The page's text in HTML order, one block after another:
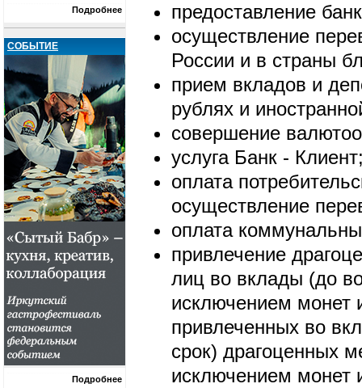
Подробнее
СОБЫТИЕ
Подробнее
предоставление
осуществление
России и в страны
прием вкладов и
рублях и
совершение
услуга Банк -
оплата
осуществление
оплата
привлечение
лиц во вклады (до
исключением монет
привлеченных во
срок) драгоценных
исключением монет